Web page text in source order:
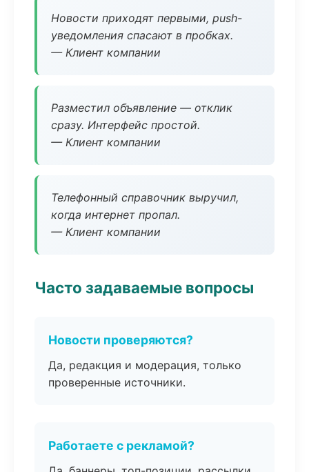
Новости приходят первыми, push-
уведомления спасают в пробках.
— Клиент компании
Разместил объявление — отклик
сразу. Интерфейс простой.
— Клиент компании
Телефонный справочник выручил,
когда интернет пропал.
— Клиент компании
Часто задаваемые вопросы
Новости проверяются?
Да, редакция и модерация, только
проверенные источники.
Работаете с рекламой?